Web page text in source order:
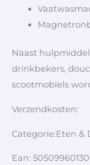
Naast
drinkbekers,
scootmobiels
Verzendkosten:
Categorie:Eten &
Ean: